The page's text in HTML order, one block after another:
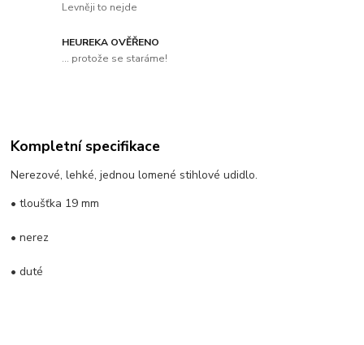
Levněji to nejde
HEUREKA OVĚŘENO
... protože se staráme!
Kompletní specifikace
Nerezové, lehké, jednou lomené stihlové udidlo.
• tloušťka 19 mm
• nerez
• duté